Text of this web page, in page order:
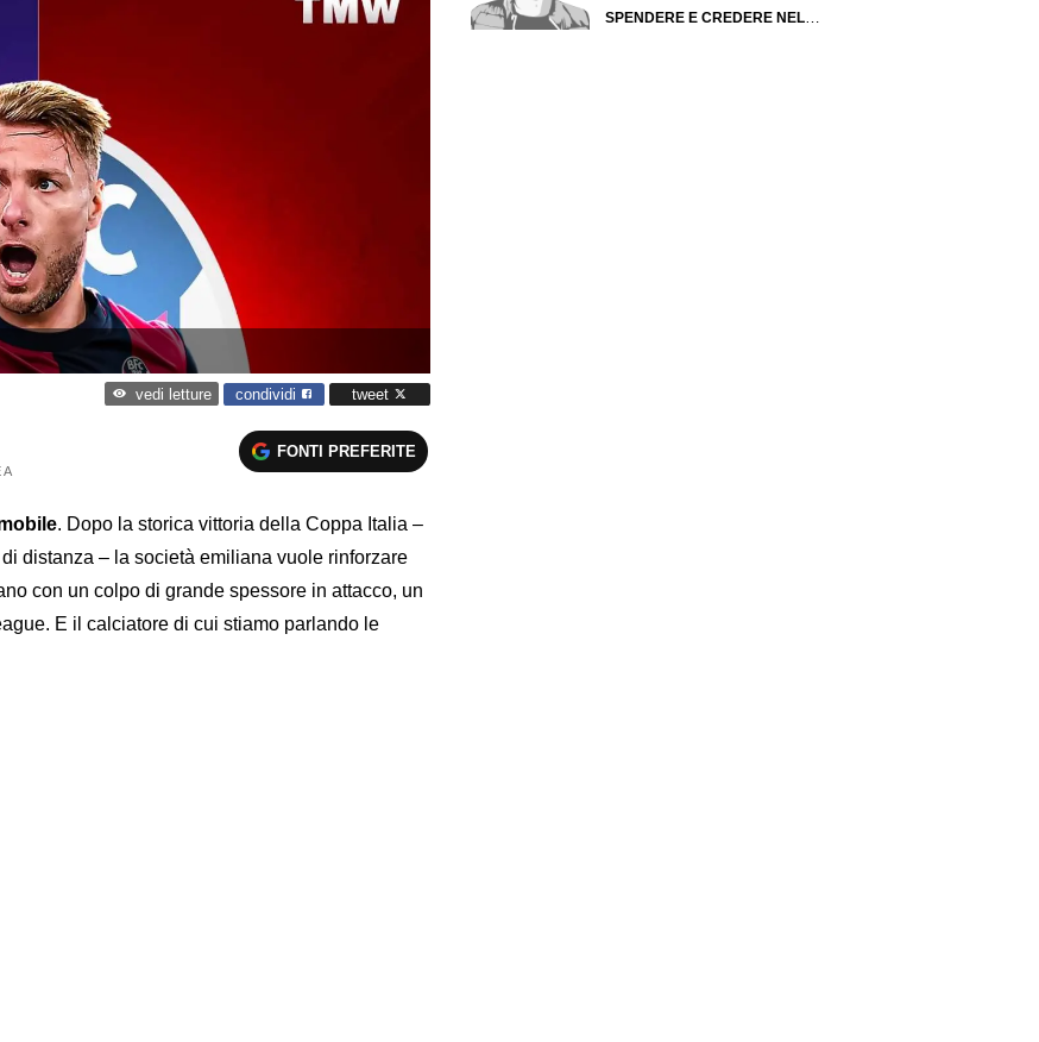
vedi letture condividi tweet
A
FONTI PREFERITE
. Dopo la storica vittoria della Coppa Italia –
distanza – la società emiliana vuole rinforzare
con un colpo di grande spessore in attacco, un
E il calciatore di cui stiamo parlando le
SPENDERE E CREDERE NELLO